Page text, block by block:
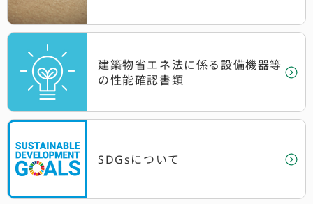
建築物省エネ法に係る設備機器等
の性能確認書類
SDGsについて